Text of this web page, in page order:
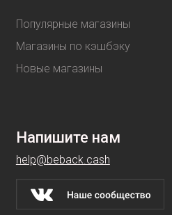
товар;
бонусом -
доставка.
покупает товар по
на разных
Популярные магазины
Магазины по кэшбэку
Новые магазины
Напишите нам
help@beback.cash